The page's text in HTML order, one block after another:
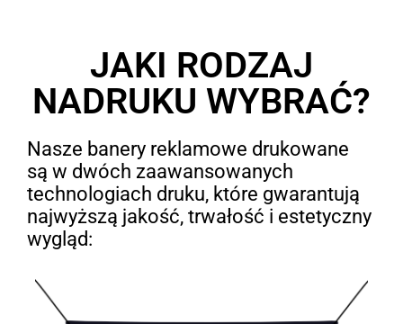
JAKI RODZAJ
NADRUKU WYBRAĆ?
Nasze banery reklamowe drukowane
są w dwóch zaawansowanych
technologiach druku, które gwarantują
najwyższą jakość, trwałość i estetyczny
wygląd: